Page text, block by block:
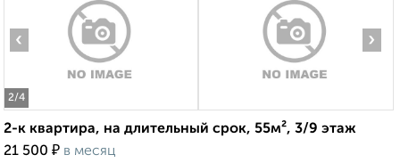
2/4
‹ ›
2-к квартира, на длительный срок, 55м², 3/9 этаж
21 500 ₽ в месяц